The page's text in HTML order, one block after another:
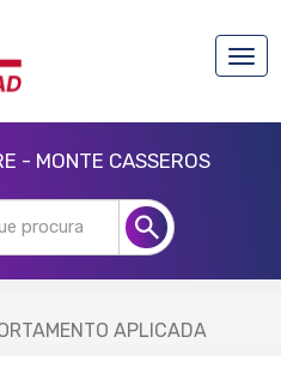
- MONTE CASSEROS
APLICADA